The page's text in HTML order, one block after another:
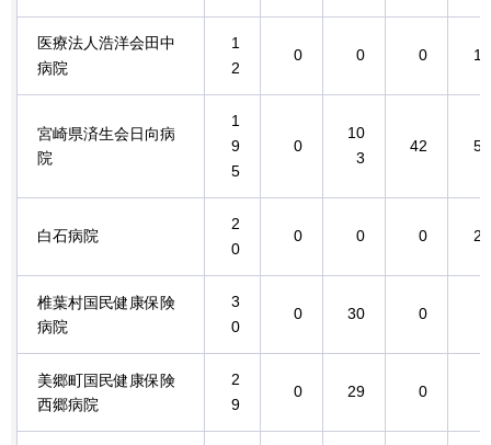
医療法人浩洋会田中
病院
1
2
0 0 0 12
宮崎県済生会日向病
院
1
9
5
0
10
3
42 50
白石病院
2
0
0 0 0 20
椎葉村国民健康保険
病院
3
0
0 30 0
美郷町国民健康保険
西郷病院
2
9
0 29 0